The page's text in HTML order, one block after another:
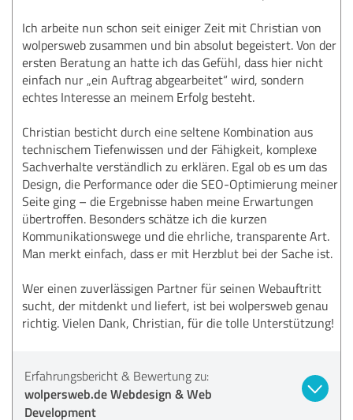
Ich arbeite nun schon seit einiger Zeit mit Christian von
wolpersweb zusammen und bin absolut begeistert. Von der
ersten Beratung an hatte ich das Gefühl, dass hier nicht
einfach nur „ein Auftrag abgearbeitet“ wird, sondern
echtes Interesse an meinem Erfolg besteht.
Christian besticht durch eine seltene Kombination aus
technischem Tiefenwissen und der Fähigkeit, komplexe
Sachverhalte verständlich zu erklären. Egal ob es um das
Design, die Performance oder die SEO-Optimierung meiner
Seite ging – die Ergebnisse haben meine Erwartungen
übertroffen. Besonders schätze ich die kurzen
Kommunikationswege und die ehrliche, transparente Art.
Man merkt einfach, dass er mit Herzblut bei der Sache ist.
Wer einen zuverlässigen Partner für seinen Webauftritt
sucht, der mitdenkt und liefert, ist bei wolpersweb genau
richtig. Vielen Dank, Christian, für die tolle Unterstützung!
Erfahrungsbericht & Bewertung zu:
wolpersweb.de Webdesign & Web
Development